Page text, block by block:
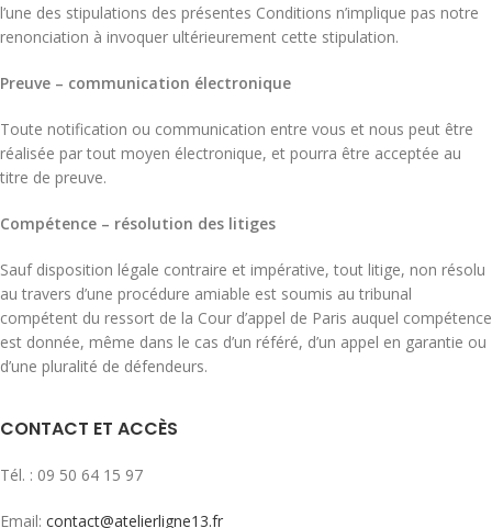
l’une des stipulations des présentes Conditions n’implique pas notre
renonciation à invoquer ultérieurement cette stipulation.
Preuve – communication électronique
Toute notification ou communication entre vous et nous peut être
réalisée par tout moyen électronique, et pourra être acceptée au
titre de preuve.
Compétence – résolution des litiges
Sauf disposition légale contraire et impérative, tout litige, non résolu
au travers d’une procédure amiable est soumis au tribunal
compétent du ressort de la Cour d’appel de Paris auquel compétence
est donnée, même dans le cas d’un référé, d’un appel en garantie ou
d’une pluralité de défendeurs.
CONTACT ET ACCÈS
Tél. : 09 50 64 15 97
Email: contact@atelierligne13.fr